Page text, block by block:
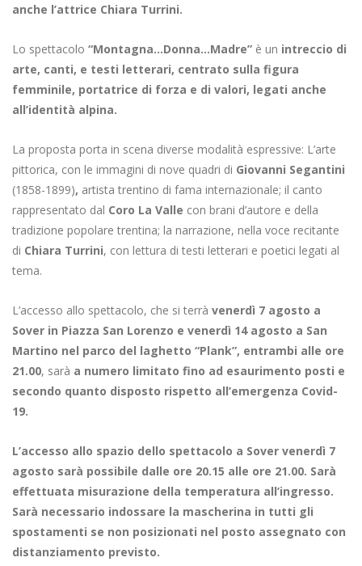
anche l’attrice Chiara Turrini.
Lo spettacolo “Montagna…Donna…Madre” è un intreccio di
arte, canti, e testi letterari, centrato sulla figura
femminile, portatrice di forza e di valori, legati anche
all’identità alpina.
La proposta porta in scena diverse modalità espressive: L’arte
pittorica, con le immagini di nove quadri di Giovanni Segantini
(1858-1899), artista trentino di fama internazionale; il canto
rappresentato dal Coro La Valle con brani d’autore e della
tradizione popolare trentina; la narrazione, nella voce recitante
di Chiara Turrini, con lettura di testi letterari e poetici legati al
tema.
L’accesso allo spettacolo, che si terrà venerdì 7 agosto a
Sover in Piazza San Lorenzo e venerdì 14 agosto a San
Martino nel parco del laghetto “Plank”, entrambi alle ore
21.00, sarà a numero limitato fino ad esaurimento posti e
secondo quanto disposto rispetto all’emergenza Covid-
19.
L’accesso allo spazio dello spettacolo a Sover venerdì 7
agosto sarà possibile dalle ore 20.15 alle ore 21.00. Sarà
effettuata misurazione della temperatura all’ingresso.
Sarà necessario indossare la mascherina in tutti gli
spostamenti se non posizionati nel posto assegnato con
distanziamento previsto.